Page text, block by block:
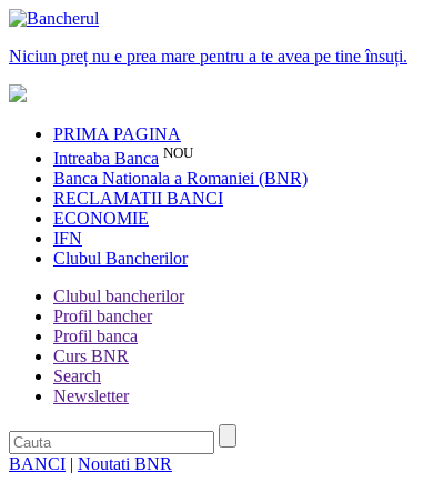
Niciun preț nu e prea mare pentru a te avea pe tine însuți.
PRIMA PAGINA
Intreaba Banca NOU
Banca Nationala a Romaniei (BNR)
RECLAMATII BANCI
ECONOMIE
IFN
Clubul Bancherilor
Clubul bancherilor
Profil bancher
Profil banca
Curs BNR
Search
Newsletter
BANCI | Noutati BNR